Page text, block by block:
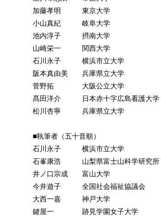
11 災害時要援護者対策・避難行動要
防災の基本的視点
理論的枠組み
12 社会的脆弱性の層別性と災害リス
13 福祉の視点から考えるPARモデル
14 災害マネジメントサイクル ［松川
各種ハザード
15 地震・津波の特徴と対策 ［福和伸
16 気象ハザードの特徴と災害 ［竹之
18 火災の特徴と対策 ［北後明彦］
19 火山の特徴と対策 ［石峯康浩］
20 感染症蔓延の特徴と対策 ［髙田洋
21 人為的災害の特徴と対策 ［髙田洋
22 CBRNE災害対策 ［中林啓修・髙
被害抑止・被害軽減策
23 災害による被害抑止・軽減対策：
加藤孝明 東京大学
小山真紀 岐阜大学
池内淳子 摂南大学
山崎栄一 関西大学
石川永子 横浜市立大学
阪本真由美 兵庫県立大学
菅野拓 大阪公立大学
髙田洋介 日本赤十字広島看護大学
松川杏寧 兵庫県立大学
■執筆者（五十音順）
石川永子 横浜市立大学
石峯康浩 山梨県富士山科学研究所
井ノ口宗成 富山大学
今井遊子 全国社会福祉協議会
大西一嘉 神戸大学
鍵屋一 跡見学園女子大学